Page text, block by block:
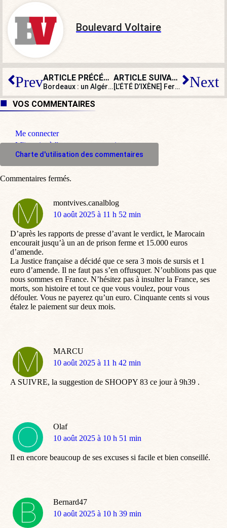
Boulevard Voltaire
Prev ARTICLE PRÉCÉDENT
Bordeaux : un Algérien sous OQTF suspecté d’agression sexuelle sur une mineure
ARTICLE SUIVANT
[L’ÉTÉ D’IXÈNE] Ferrand confirmé au Conseil constitutionnel Next
VOS COMMENTAIRES
Me connecter
M'inscrire à l'espace commentaire
Charte d'utilisation des commentaires
montvives.canalblog
dit
10 août 2025 à 11 h 52 min
D’après les rapports de presse d’avant le verdict, le Marocain
encourait jusqu’à un an de prison ferme et 15.000 euros
d’amende.
La Justice française a décidé que ce sera 3 mois de sursis et 1
euro d’amende. Il ne faut pas s’en offusquer. N’oublions pas que
nous sommes en France. N’hésitez pas à insulter la France, ses
morts, son histoire et tout ce que vous voulez, pour vous
défouler. Vous ne payerez qu’un euro. Cinquante cents si vous
étalez le paiement sur deux mois.
MARCU
dit
10 août 2025 à 11 h 42 min
A SUIVRE, la suggestion de SHOOPY 83 ce jour à 9h39 .
Olaf
dit
10 août 2025 à 10 h 51 min
Il en encore beaucoup de ses excuses si facile et bien conseillé.
Bernard47
dit
10 août 2025 à 10 h 39 min
Commentaires fermés.